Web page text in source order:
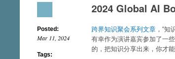
Posted:
Mar 11, 2024
Tags:
2024 Global AI
跨界知识聚会系列文章 ，“
有幸作为演讲嘉宾参加了一
的，把知识分享出来，你才能